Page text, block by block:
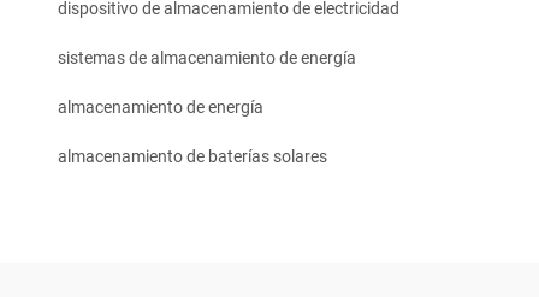
dispositivo de almacenamiento de electricidad
sistemas de almacenamiento de energía
almacenamiento de energía
almacenamiento de baterías solares